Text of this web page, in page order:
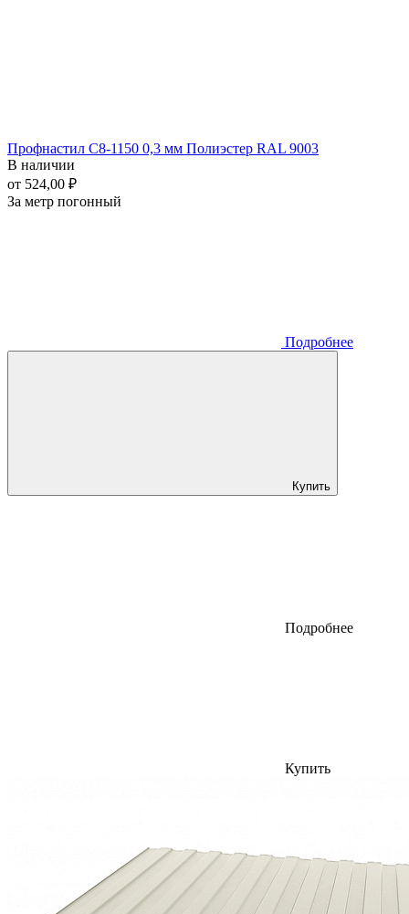
Профнастил С8-1150 0,3 мм Полиэстер RAL 9003
В наличии
от 524,00 ₽
За метр погонный
Подробнее
Купить
Подробнее
Купить